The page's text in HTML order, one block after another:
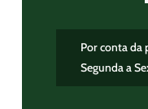
Por conta da
Segunda a